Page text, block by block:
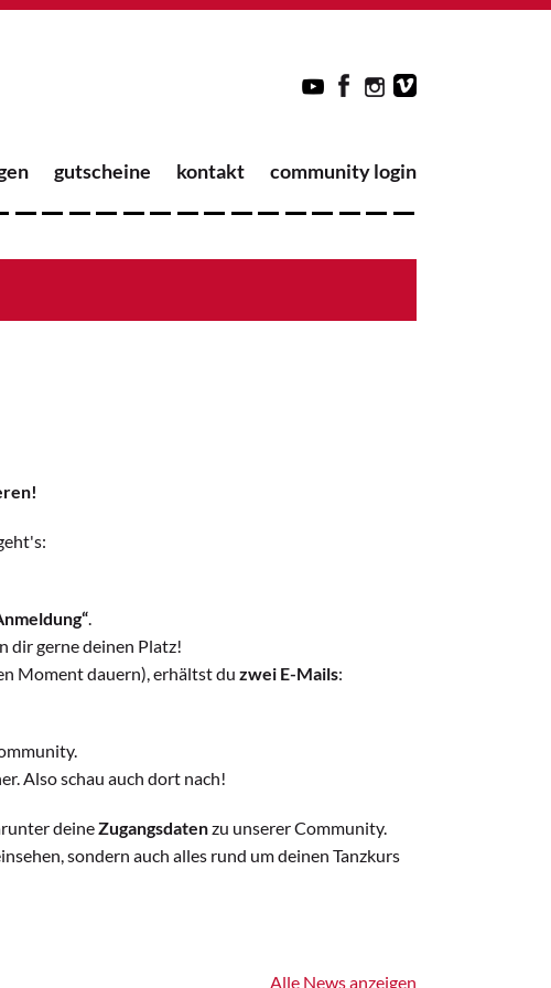
gutscheine kontakt community login
.
dir gerne deinen Platz!
Moment dauern), erhältst du zwei E-Mails:
Also schau auch dort nach!
deineZugangsdatenzu unserer Community.
sondern auch alles rund um deinen Tanzkurs
Alle News anzeigen